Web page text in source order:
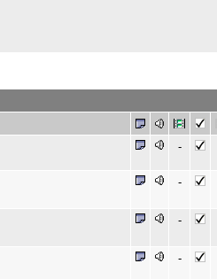
-
-
-
-